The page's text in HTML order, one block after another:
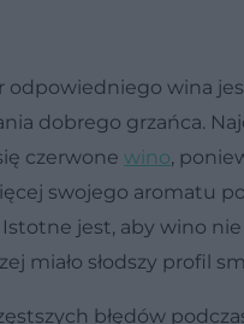
odpowiedniego wina
dobrego grzańca.
czerwone wino,
swojego aromatu
jest, aby wino nie
miało słodszy profil
błędów